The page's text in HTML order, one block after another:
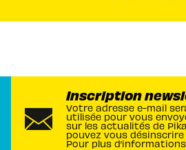
Inscription
Votre adresse e-mail
utilisée pour vous
sur les actualités de
pouvez vous
Pour plus